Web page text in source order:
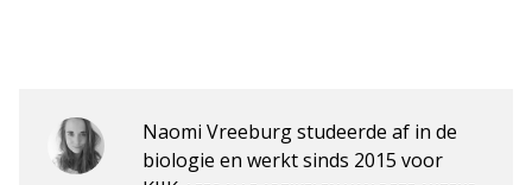
Naomi Vreeburg studeerde af in de
biologie en werkt sinds 2015 voor